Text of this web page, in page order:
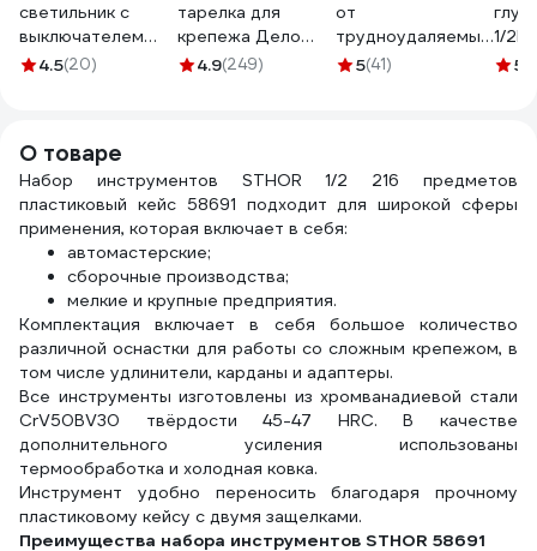
светильник с
выключателем
ЭРА WL-10m 10м
4.5(20)
тарелка для
крепежа Дело
Техники 108 мм
4.9(249)
от
трудноудаляемых
загрязнений
5(41)
1/
5
О товаре
Набор инструментов STHOR 1/2 216 предметов
пластиковый кейс 58691 подходит для широкой сферы
применения, которая включает в себя:
автомастерские;
сборочные производства;
мелкие и крупные предприятия.
Комплектация включает в себя большое количество
различной оснастки для работы со сложным крепежом, в
том числе удлинители, карданы и адаптеры.
Все инструменты изготовлены из хромванадиевой стали
CrV50BV30 твёрдости 45-47 HRC. В качестве
дополнительного усиления использованы
термообработка и холодная ковка.
Инструмент удобно переносить благодаря прочному
пластиковому кейсу с двумя защелками.
Преимущества набора инструментов STHOR 58691